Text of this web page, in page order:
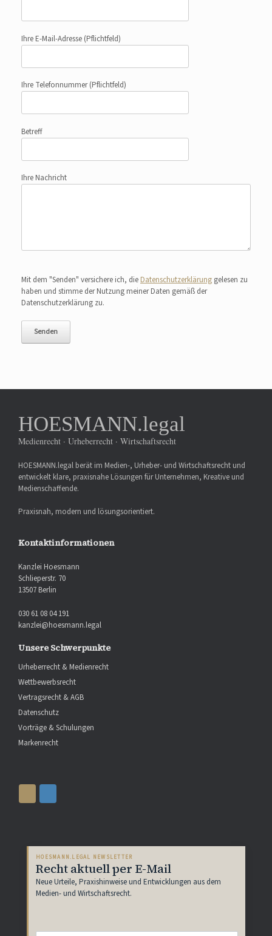
Ihre E-Mail-Adresse (Pflichtfeld)
Ihre Telefonnummer(Pflichtfeld)
Betreff
Ihre Nachricht
Mit dem "Senden" versichere ich, die Datenschutzerklärung gelesen zu
haben und stimme der Nutzung meiner Daten gemäß der
Datenschutzerklärung zu.
HOESMANN.legal
Medienrecht · Urheberrecht · Wirtschaftsrecht
HOESMANN.legal berät im Medien-, Urheber- und Wirtschaftsrecht und
entwickelt klare, praxisnahe Lösungen für Unternehmen, Kreative und
Medienschaffende.
Praxisnah, modern und lösungsorientiert.
Kontaktinformationen
Kanzlei Hoesmann
Schlieperstr. 70
13507 Berlin
030 61 08 04 191
kanzlei@hoesmann.legal
Unsere Schwerpunkte
Urheberrecht & Medienrecht
Wettbewerbsrecht
Vertragsrecht & AGB
Datenschutz
Vorträge & Schulungen
Markenrecht
HOESMANN.LEGAL NEWSLETTER
Recht aktuell per E-Mail
Neue Urteile, Praxishinweise und Entwicklungen aus dem
Medien- und Wirtschaftsrecht.